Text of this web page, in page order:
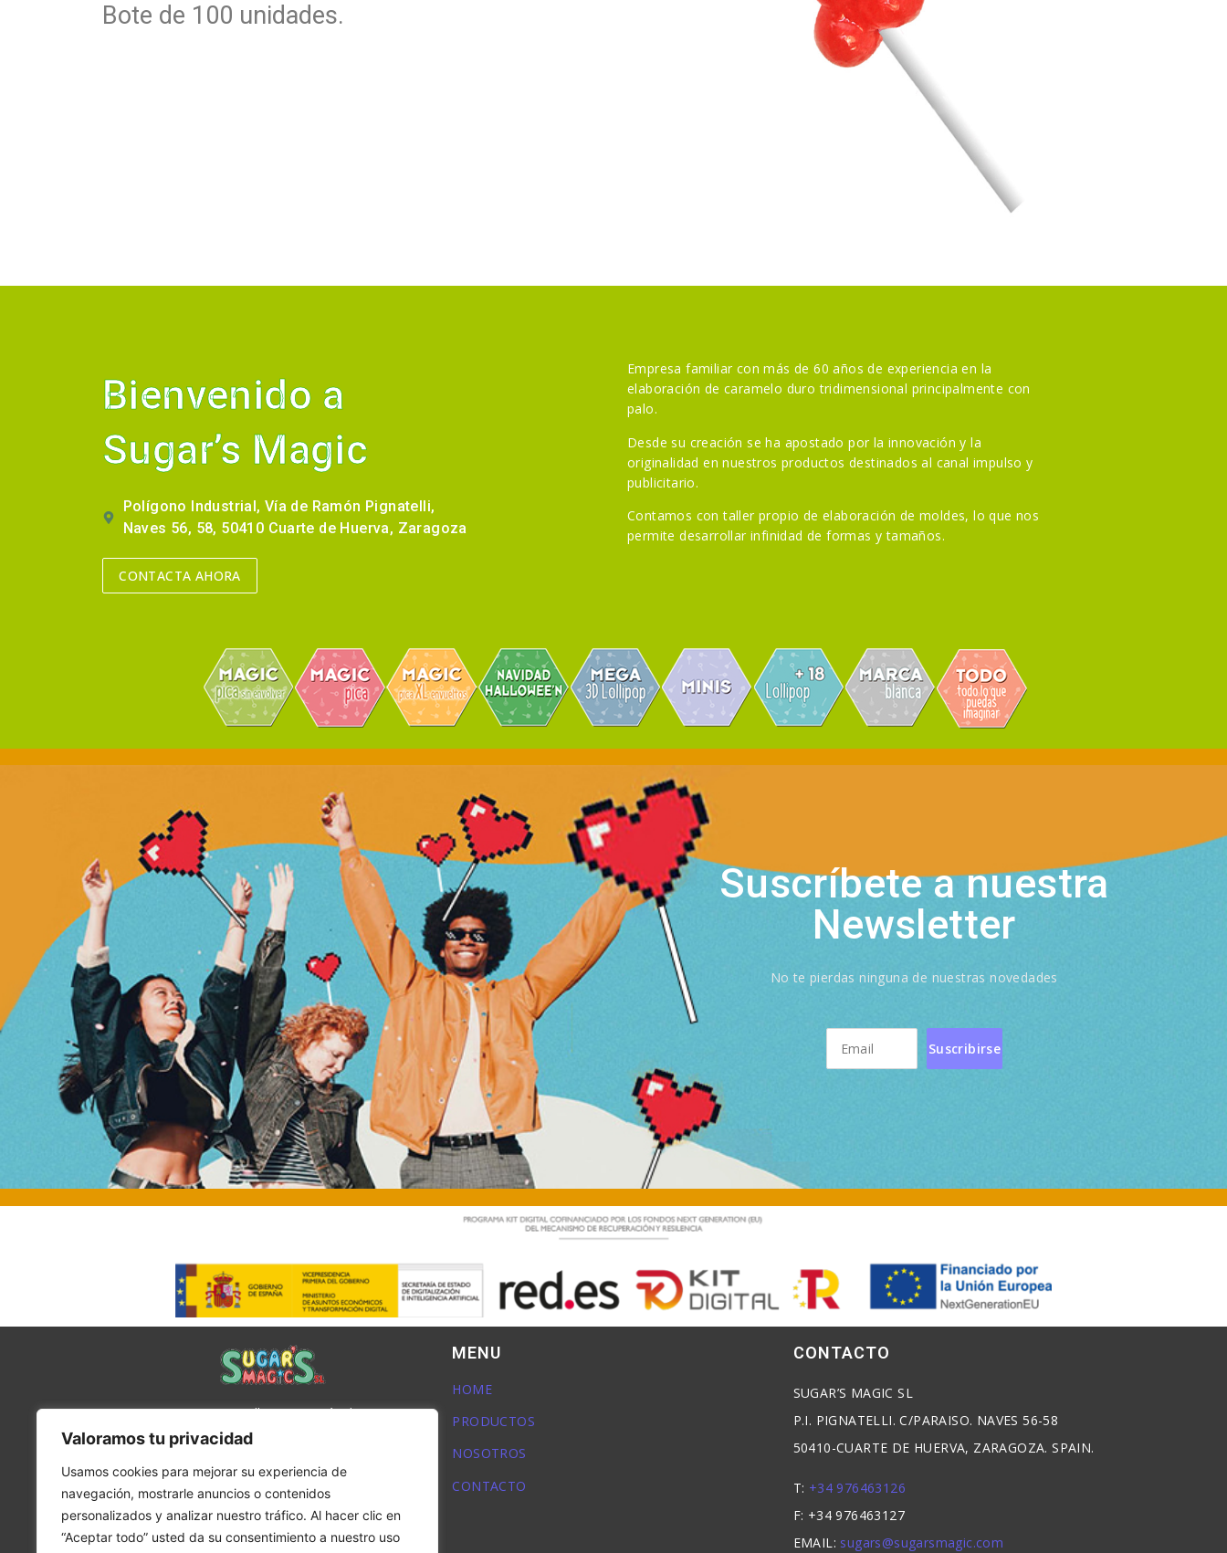
Valoramos tu privacidad
Usamos cookies para mejorar su experiencia de
navegación, mostrarle anuncios o contenidos
personalizados y analizar nuestro tráfico. Al hacer clic en
“Aceptar todo” usted da su consentimiento a nuestro uso
Bote de 100 unidades.
Bienvenido a
Sugar’s Magic
Polígono Industrial, Vía de Ramón Pignatelli,
Naves 56, 58, 50410 Cuarte de Huerva, Zaragoza
CONTACTA AHORA
Empresa familiar con más de 60 años de experiencia en la
elaboración de caramelo duro tridimensional principalmente con
palo.
Desde su creación se ha apostado por la innovación y la
originalidad en nuestros productos destinados al canal impulso y
publicitario.
Contamos con taller propio de elaboración de moldes, lo que nos
permite desarrollar infinidad de formas y tamaños.
Suscríbete a nuestra
Newsletter
No te pierdas ninguna de nuestras novedades
Suscribirse
En SUGAR’S MAGIC SL llevamos más de 60 años
creando caramelos duros tridimensionales con
palo, destacando por nuestra innovación y taller
propio para diseños únicos.
MENU
HOME
PRODUCTOS
NOSOTROS
CONTACTO
CONTACTO
SUGAR’S MAGIC SL
P.I. PIGNATELLI. C/PARAISO. NAVES 56-58
50410-CUARTE DE HUERVA, ZARAGOZA. SPAIN.
T: +34 976463126
F: +34 976463127
EMAIL: sugars@sugarsmagic.com